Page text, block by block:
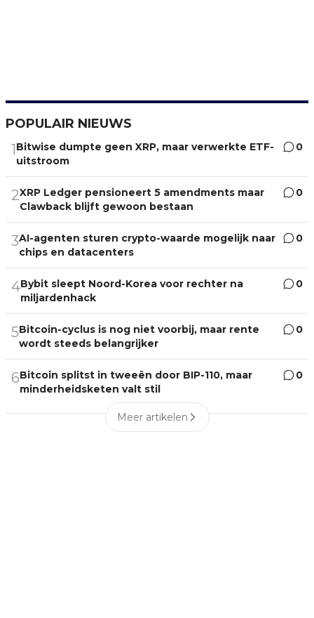
POPULAIR NIEUWS
1Bitwise dumpte geen XRP, maar verwerkte ETF-
uitstroom
0
2XRP Ledger pensioneert 5 amendments maar
Clawback blijft gewoon bestaan
0
3AI-agenten sturen crypto-waarde mogelijk naar
chips en datacenters
0
4Bybit sleept Noord-Korea voor rechter na
miljardenhack
0
5Bitcoin-cyclus is nog niet voorbij, maar rente
wordt steeds belangrijker
0
6Bitcoin splitst in tweeën door BIP-110, maar
minderheidsketen valt stil
0
Meer artikelen